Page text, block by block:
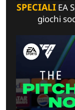
SPECIALIEA
giochi